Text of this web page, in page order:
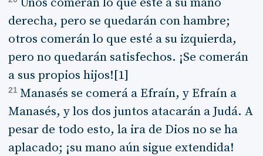
Unos comerán lo que esté a su mano
derecha, pero se quedarán con hambre;
otros comerán lo que esté a su izquierda,
pero no quedarán satisfechos. ¡Se comerán
a sus propios hijos![1]
21 Manasés se comerá a Efraín, y Efraín a
Manasés, y los dos juntos atacarán a Judá. A
pesar de todo esto, la ira de Dios no se ha
aplacado; ¡su mano aún sigue extendida!